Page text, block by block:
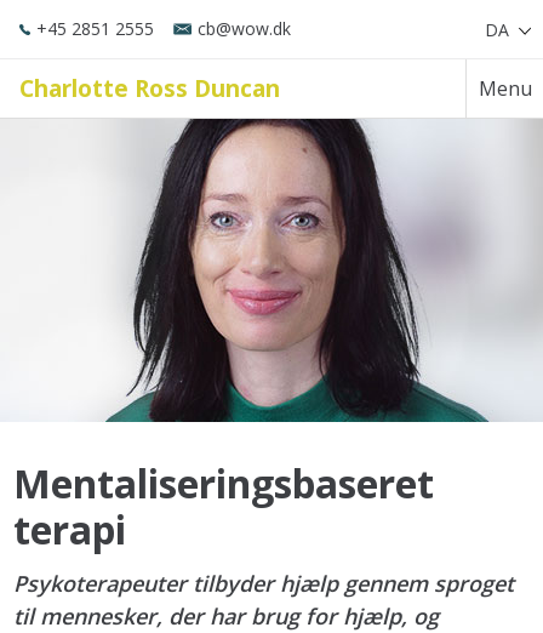
+45 2851 2555 cb@wow.dk DA
Charlotte Ross Duncan Menu
Mentaliseringsbaseret
terapi
Psykoterapeuter tilbyder hjælp gennem sproget
til mennesker, der har brug for hjælp, og